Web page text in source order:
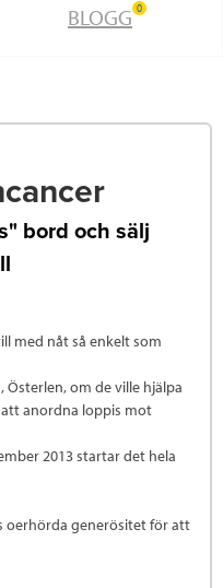
BLOGG 0
bord och sälj
med nåt så enkelt som
Österlen, om de ville hjälpa
anordna loppis mot
2013 startar det hela
oerhörda generösitet för att